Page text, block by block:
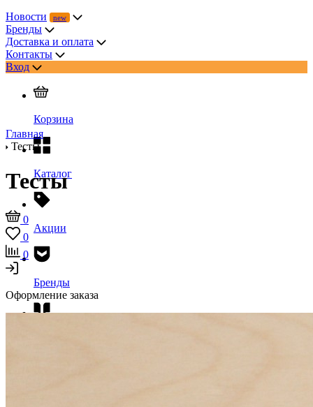
Новости
Бренды
Доставка и оплата
Контакты
Вход
Корзина
Каталог
Акции
Бренды
Главная
Тесты
Тесты
0
0
0
Оформление заказа